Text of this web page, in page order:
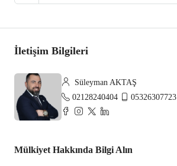
İletişim Bilgileri
Süleyman AKTAŞ
02128240404
05326307723
Mülkiyet Hakkında Bilgi Alın